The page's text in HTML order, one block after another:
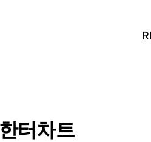
한터차트